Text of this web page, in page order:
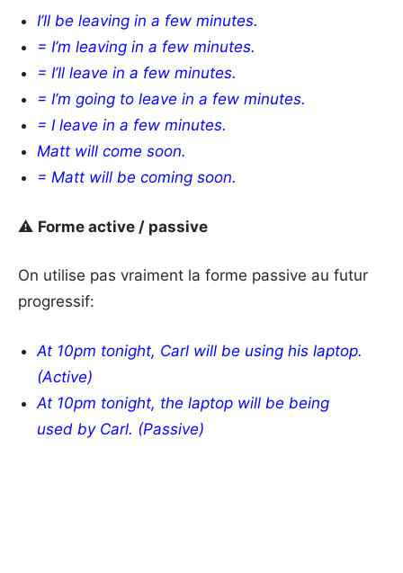
I’ll be leaving in a few minutes.
=I’m leaving in a few minutes.
= I’ll leave in a few minutes.
= I’m going to leave in a few minutes.
= I leave in a few minutes.
Matt will come soon.
= Matt will be coming soon.
⚠️ Forme active / passive
On utilise pas vraiment la forme passive au futur
progressif:
At 10pm tonight, Carl will be using his laptop.
(Active)
At 10pm tonight, the laptop will be being
used by Carl. (Passive)